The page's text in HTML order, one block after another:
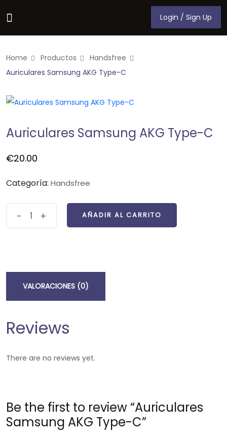
Login / Sign Up
Login / Sign Up
Home Productos
Handsfree
Auriculares Samsung AKG Type-C
Auriculares Samsung AKG Type-C
€20.00
Categoría: Handsfree
- +
AÑADIR AL CARRITO
VALORACIONES (0)
Reviews
There are no reviews yet.
Be the first to review “Auriculares
Samsung AKG Type-C”